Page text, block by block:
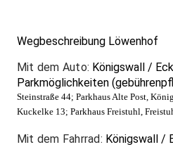
Wegbeschreibung Löwenhof
Mit dem Auto: Königswall /
Parkmöglichkeiten
Steinstraße 44; Parkhaus Alte Post,
Kuckelke 13; Parkhaus Freistuhl,
Mit dem Fahrrad: Königswall /